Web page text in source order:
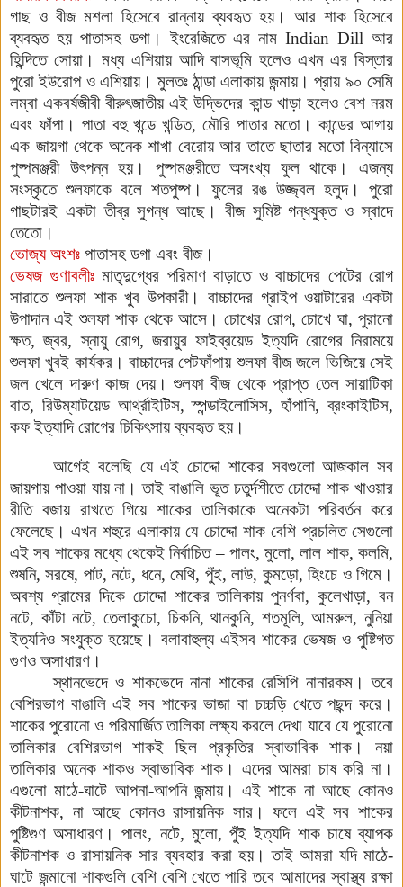
গাছ ও বীজ মশলা হিসেবে রান্নায় ব্যবহৃত হয়। আর শাক হিসেবে
ব্যবহৃত হয় পাতাসহ ডগা। ইংরেজিতে এর নাম Indian Dill আর
হিন্দিতে সোয়া। মধ্য এশিয়ায় আদি বাসভূমি হলেও এখন এর বিস্তার
পুরো ইউরোপ ও এশিয়ায়। মুলতঃ ঠান্ডা এলাকায় জন্মায়। প্রায় ৯০ সেমি
লম্বা একবর্ষজীবী বীরুৎজাতীয় এই উদ্ভিদের কান্ড খাড়া হলেও বেশ নরম
এবং ফাঁপা । পাতা বহু খন্ডে খন্ডিত, মৌরি পাতার মতো। কান্ডের আগায়
এক জায়গা থেকে অনেক শাখা বেরোয় আর তাতে ছাতার মতো বিন্যাসে
পুষ্পমঞ্জরী উৎপন্ন হয়। পুষ্পমঞ্জরীতে অসংখ্য ফুল থাকে। এজন্য
সংস্কৃতে শুলফাকে বলে শতপুষ্প ।
ফুলের রঙ উজ্জ্বল হলুদ। পুরো
গাছটারই একটা তীব্র সুগন্ধ আছে। বীজ সুমিষ্ট গন্ধযুক্ত ও স্বাদে
তেতো।
ভোজ্য অংশঃ পাতাসহ ডগা এবং বীজ।
ভেষজ গুণাবলীঃমাতৃদুগ্ধের পরিমাণ বাড়াতে ও বাচ্চাদের পেটের রোগ
সারাতে শুলফা শাক খুব উপকারী। বাচ্চাদের গ্রাইপ ওয়াটারের একটা
উপাদান এই শুলফা শাক থেকে আসে ।চোখের রোগ, চোখে ঘা, পুরানো
ক্ষত, জ্বর, স্নায়ু রোগ, জরায়ুর ফাইব্রয়েড ইত্যদি রোগের নিরাময়ে
শুলফা খুবই কার্যকর। বাচ্চাদের পেটফাঁপায় শুলফা বীজ জলে ভিজিয়ে সেই
জল খেলে দারুণ কাজ দেয়। শুলফা বীজ থেকে প্রাপ্ত তেল সায়াটিকা
বাত, রিউম্যাটয়েড আর্থ্রাইটিস, স্পন্ডাইলোসিস, হাঁপানি, ব্রংকাইটিস,
কফ ইত্যাদি রোগের চিকিৎসায় ব্যবহৃত হয়।
আগেই বলেছি যে এই চোদ্দো শাকের সবগুলো আজকাল সব
জায়গায় পাওয়া যায় না। তাই বাঙালি ভূত চতুর্দশীতে চোদ্দো শাক খাওয়ার
রীতি বজায় রাখতে গিয়ে শাকের তালিকাকে অনেকটা পরিবর্তন করে
ফেলেছে। এখন শহুরে এলাকায় যে চোদ্দো শাক বেশি প্রচলিত সেগুলো
এই সব শাকের মধ্যে থেকেই নির্বাচিত – পালং, মুলো, লাল শাক, কলমি,
শুষনি, সরষে, পাট, নটে, ধনে, মেথি, পুঁই, লাউ, কুমড়ো, হিংচে ও গিমে।
অবশ্য গ্রামের দিকে চোদ্দো শাকের তালিকায় পুনর্ণবা, কুলেখাড়া, বন
নটে, কাঁটা নটে, তেলাকুচো, চিকনি, থানকুনি, শতমূলি, আমরুল, নুনিয়া
ইত্যদিও সংযুক্ত হয়েছে। বলাবাহুল্য এইসব শাকের ভেষজ ও পুষ্টিগত
গুণও অসাধারণ।
স্থানভেদে ও শাকভেদে নানা শাকের রেসিপি নানারকম। তবে
বেশিরভাগ বাঙালি এই সব শাকের ভাজা বা চচ্চড়ি খেতে পছন্দ করে।
শাকের পুরোনো ও পরিমার্জিত তালিকা লক্ষ্য করলে দেখা যাবে যে পুরোনো
তালিকার বেশিরভাগ শাকই ছিল প্রকৃতির স্বাভাবিক শাক। নয়া
তালিকার অনেক শাকও স্বাভাবিক শাক। এদের আমরা চাষ করি না।
এগুলো মাঠে-ঘাটে আপনা-আপনি জন্মায়। এই শাকে না আছে কোনও
কীটনাশক, না আছে কোনও রাসায়নিক সার। ফলে এই সব শাকের
পুষ্টিগুণ অসাধারণ। পালং, নটে, মুলো, পুঁই ইত্যদি শাক চাষে ব্যাপক
কীটনাশক ও রাসায়নিক সার ব্যবহার করা হয়। তাই আমরা যদি মাঠে-
ঘাটে জন্মানো শাকগুলি বেশি বেশি খেতে পারি তবে আমাদের স্বাস্থ্য রক্ষা